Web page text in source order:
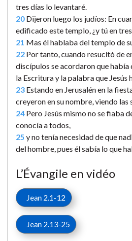
tres días lo levantaré.
20 Dijeron luego los judíos: En
edificado este templo, ¿y tú en
21 Mas él hablaba del templo de
22 Por tanto, cuando resucitó de
discípulos se acordaron que
la Escritura y la palabra que Jesús
23 Estando en Jerusalén en la
creyeron en su nombre, viendo las
24 Pero Jesús mismo no se fiaba
conocía a todos,
25 y no tenía necesidad de que
del hombre, pues él sabía lo que
L’Évangile en vidéo
Jean 2.1-12
Jean 2.13-25